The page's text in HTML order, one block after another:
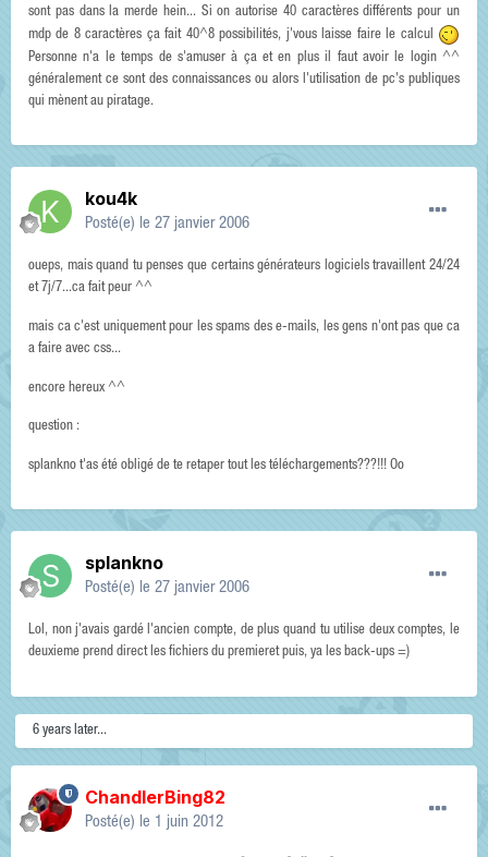
sont pas dans la merde hein... Si on autorise 40 caractères différents pour un
mdp de 8 caractères ça fait 40^8 possibilités, j'vous laisse faire le calcul
Personne n'a le temps de s'amuser à ça et en plus il faut avoir le login ^^
généralement ce sont des connaissances ou alors l'utilisation de pc's publiques
qui mènent au piratage.
kou4k
Posté(e) le 27 janvier 2006
oueps, mais quand tu penses que certains générateurs logiciels travaillent 24/24
et 7j/7...ca fait peur ^^
mais ca c'est uniquement pour les spams des e-mails, les gens n'ont pas que ca
a faire avec css...
encore hereux ^^
question :
splankno t'as été obligé de te retaper tout les téléchargements???!!! Oo
splankno
Posté(e) le 27 janvier 2006
Lol, non j'avais gardé l'ancien compte, de plus quand tu utilise deux comptes, le
deuxieme prend direct les fichiers du premieret puis, ya les back-ups =)
6 years later...
ChandlerBing82
Posté(e) le 1 juin 2012